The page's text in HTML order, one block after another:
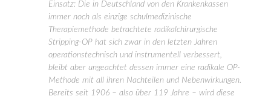
Einsatz: Die in Deutschland von den Krankenkassen
immer noch als einzige schulmedizinische
Therapiemethode betrachtete radikalchirurgische
Stripping-OP hat sich zwar in den letzten Jahren
operationstechnisch und instrumentell verbessert,
bleibt aber ungeachtet dessen immer eine radikale OP-
Methode mit all ihren Nachteilen und Nebenwirkungen.
Bereits seit 1906 – also über 119 Jahre – wird diese